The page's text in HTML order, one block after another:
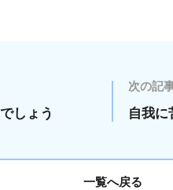
しょう
次の記
自我に
一覧へ戻る